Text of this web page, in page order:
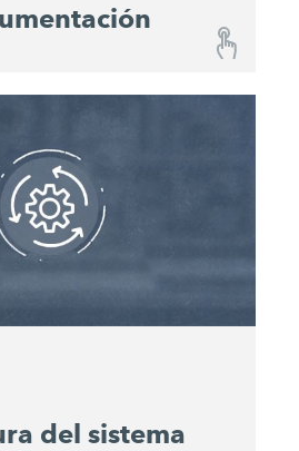
de John Deere le muestra
el historial de ubicaciones,
le guía de forma móvil hasta
La documentación
y el estado de la
análisis coherente del uso
y de proyectos
del sistema